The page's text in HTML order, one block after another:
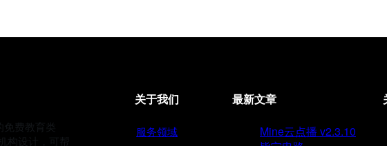
费教育类
构设计，可帮
关于我们
服务领域
最新文章
Mine云点播 v2.3.10